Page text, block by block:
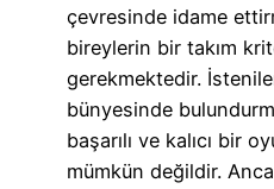
çevresinde idame
bireylerin bir takım
gerekmektedir.
bünyesinde
başarılı ve kalıcı bir
mümkün değildir.